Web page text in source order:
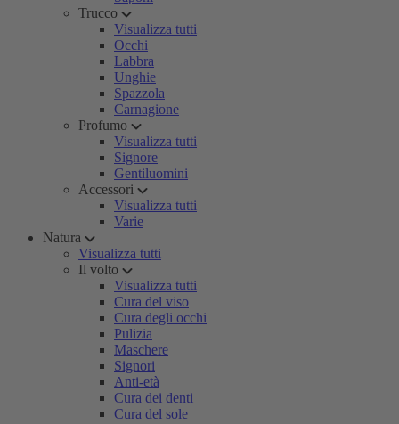
Trucco
Visualizza tutti
Occhi
Labbra
Unghie
Spazzola
Carnagione
Profumo
Visualizza tutti
Signore
Gentiluomini
Accessori
Visualizza tutti
Varie
Natura
Visualizza tutti
Il volto
Visualizza tutti
Cura del viso
Cura degli occhi
Pulizia
Maschere
Signori
Anti-età
Cura dei denti
Cura del sole